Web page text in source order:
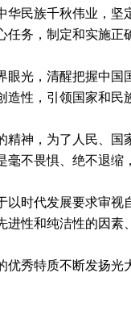
民族千秋伟业，坚
务，制定和实施正
光，清醒把握中国
造性，引领国家和民
神，为了人民、国
不畏惧、绝不退缩
时代发展要求审视
性和纯洁性的因素
秀特质不断发扬光